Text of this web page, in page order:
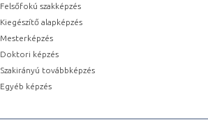
Felsőfokú szakképzés
Kiegészítő alapképzés
Mesterképzés
Doktori képzés
Szakirányú továbbképzés
Egyéb képzés